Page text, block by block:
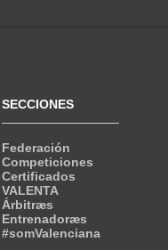
SECCIONES
Federación
Competiciones
Certificados
VALENTA
Árbitræs
Entrenadoræs
#somValenciana